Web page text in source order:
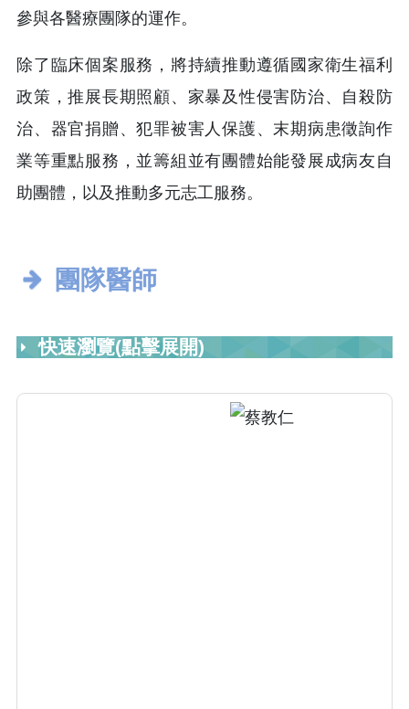
參與各醫療團隊的運作。
除了臨床個案服務，將持續推動遵循國家衛生福利
政策，推展長期照顧、家暴及性侵害防治、自殺防
治、器官捐贈、犯罪被害人保護、末期病患徵詢作
業等重點服務，並籌組並有團體始能發展成病友自
助團體，以及推動多元志工服務。
團隊醫師
快速瀏覽(點擊展開)